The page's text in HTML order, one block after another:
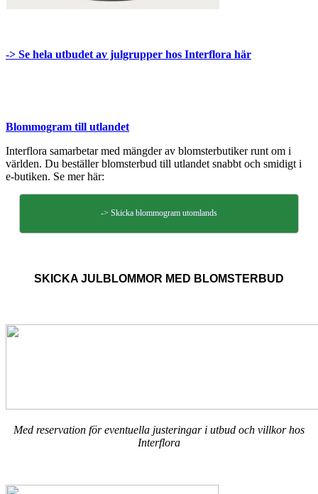
-> Se hela utbudet av julgrupper hos Interflora här
Blommogram till utlandet
Interflora samarbetar med mängder av blomsterbutiker runt om i
världen. Du beställer blomsterbud till utlandet snabbt och smidigt i
e-butiken. Se mer här:
-> Skicka blommogram utomlands
SKICKA JULBLOMMOR MED BLOMSTERBUD
Med reservation för eventuella justeringar i utbud och villkor hos
Interflora